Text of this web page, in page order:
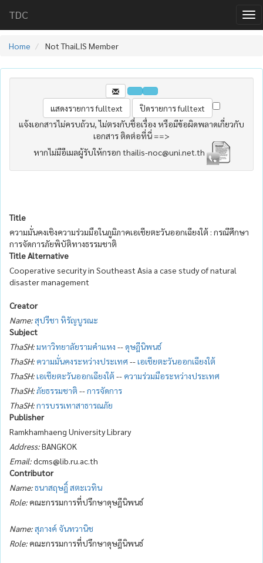
TDC
Home Not ThaiLIS Member
แจ้งเอกสารไม่ครบถ้วน, ไม่ตรงกับชื่อเรื่อง หรือมีข้อผิดพลาดเกี่ยวกับ
เอกสาร ติดต่อที่นี่ ==>
หากไม่มีอีเมลผู้รับให้กรอก thailis-noc@uni.net.th
Title
ความมั่นคงเชิงความร่วมมือในภูมิภาคเอเชียตะวันออกเฉียงใต้ : กรณีศึกษา
การจัดการภัยพิบัติทางธรรมชาติ
Title Alternative
Cooperative security in Southeast Asia a case study of natural
disaster management
Creator
Name:สุปรีชา หิรัญบูรณะ
Subject
ThaSH:มหาวิทยาลัยรามคำแหง --ดุษฎีนิพนธ์
ThaSH: ความมั่นคงระหว่างประเทศ --เอเชียตะวันออกเฉียงใต้
ThaSH:เอเชียตะวันออกเฉียงใต้-- ความร่วมมือระหว่างประเทศ
ThaSH:ภัยธรรมชาติ --การจัดการ
ThaSH:การบรรเทาสาธารณภัย
Publisher
Ramkhamhaeng University Library
Address:BANGKOK
Email:dcms@lib.ru.ac.th
Contributor
Name:ธนาสฤษฎิ์ สตะเวทิน
Role: คณะกรรมการที่ปรึกษาดุษฎีนิพนธ์
Name:สุภางค์ จันทวานิช
Role: คณะกรรมการที่ปรึกษาดุษฎีนิพนธ์